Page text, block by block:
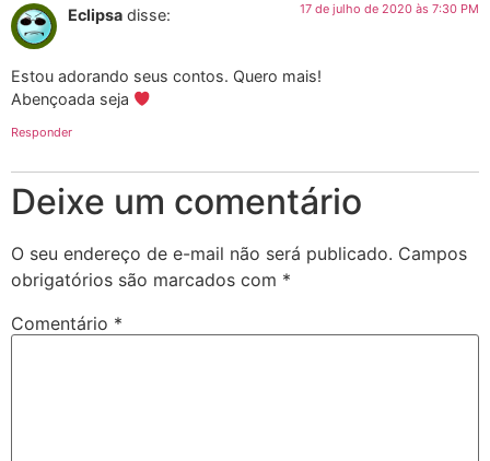
Eclipsa disse: 17 de julho de 2020 às 7:30 PM
Estou adorando seus contos. Quero mais!
Abençoada seja
Responder
Deixe um comentário
O seu endereço de e-mail não será publicado. Campos
obrigatórios são marcados com *
Comentário *